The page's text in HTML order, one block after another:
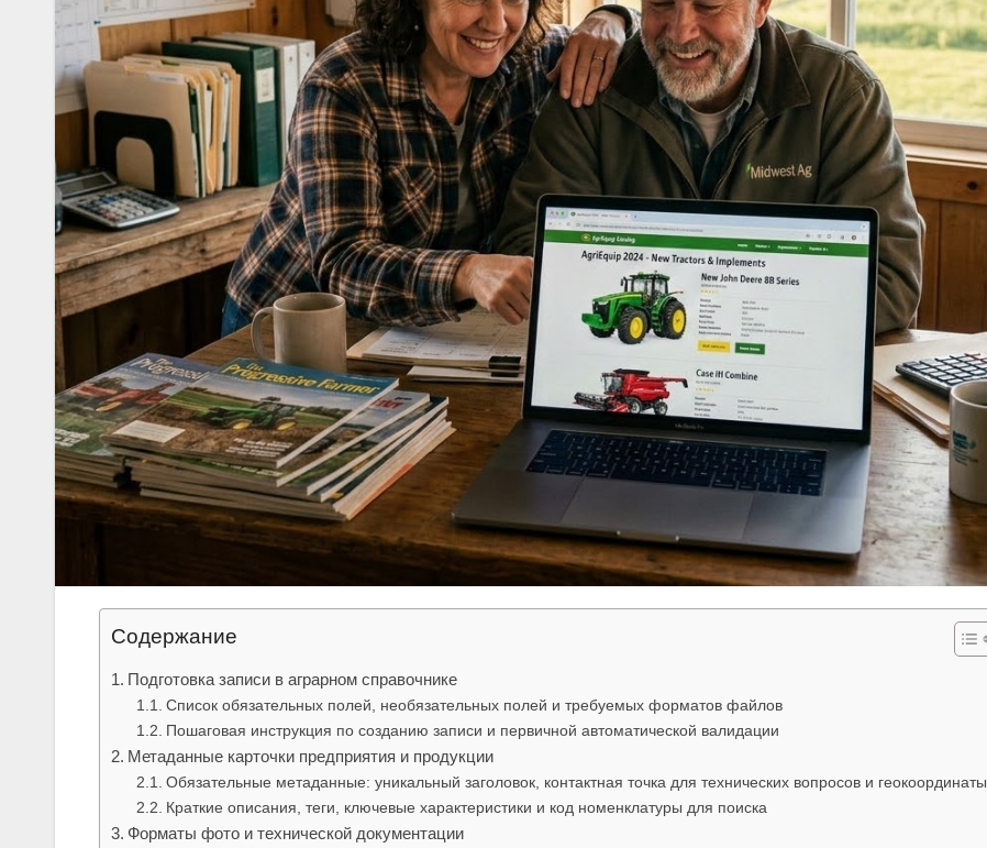
Содержание
Подготовка записи в аграрном справочнике
Список обязательных полей, необязательных полей и требуемых форматов файлов
Пошаговая инструкция по созданию записи и первичной автоматической валидации
Метаданные карточки предприятия и продукции
Обязательные метаданные: уникальный заголовок, контактная точка для технических вопросов и геокоординаты
Краткие описания, теги, ключевые характеристики и код номенклатуры для поиска
Форматы фото и технической документации